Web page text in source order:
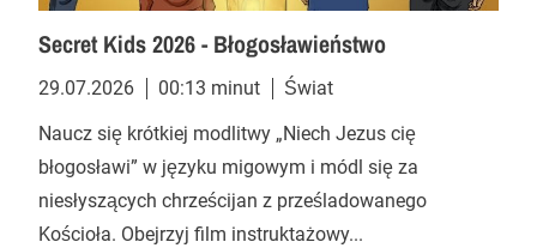
Secret Kids 2026 - Błogosławieństwo
29.07.2026 00:13 minut
Świat
Naucz się krótkiej modlitwy „Niech Jezus cię
błogosławi” w języku migowym i módl się za
niesłyszących chrześcijan z prześladowanego
Kościoła. Obejrzyj film instruktażowy...